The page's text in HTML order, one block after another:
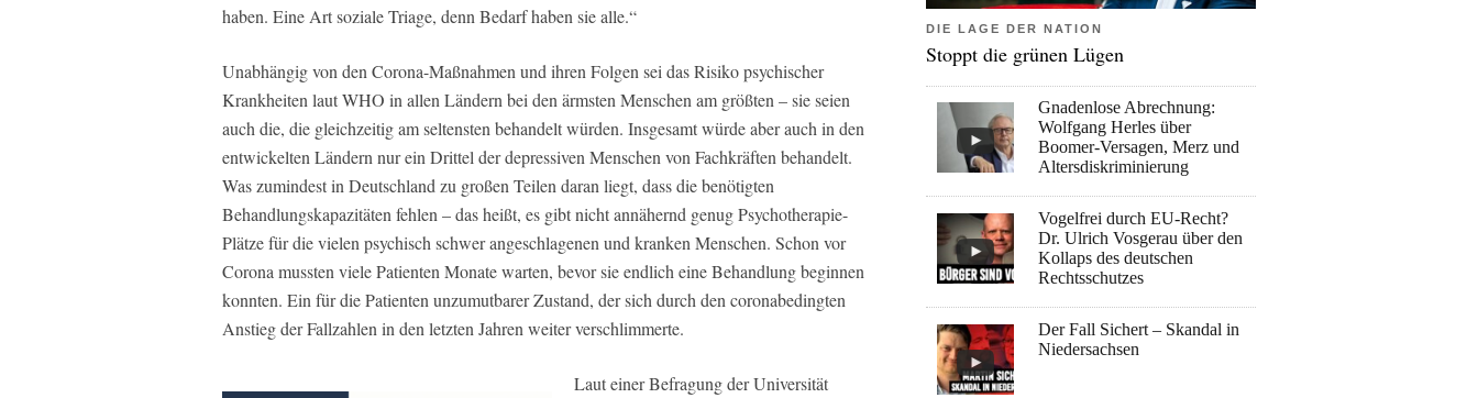
haben. Eine Art soziale Triage, denn Bedarf haben sie alle.“
Unabhängig von den Corona-Maßnahmen und ihren Folgen sei das Risiko psychischer
Krankheiten laut WHO in allen Ländern bei den ärmsten Menschen am größten – sie seien
auch die, die gleichzeitig am seltensten behandelt würden. Insgesamt würde aber auch in den
entwickelten Ländern nur ein Drittel der depressiven Menschen von Fachkräften behandelt.
Was zumindest in Deutschland zu großen Teilen daran liegt, dass die benötigten
Behandlungskapazitäten fehlen – das heißt, es gibt nicht annähernd genug Psychotherapie-
Plätze für die vielen psychisch schwer angeschlagenen und kranken Menschen. Schon vor
Corona mussten viele Patienten Monate warten, bevor sie endlich eine Behandlung beginnen
konnten. Ein für die Patienten unzumutbarer Zustand, der sich durch den coronabedingten
Anstieg der Fallzahlen in den letzten Jahren weiter verschlimmerte.
Laut einer Befragung der Universität
DIE LAGE DER NATION
Stoppt die grünen Lügen
Gnadenlose Abrechnung:
Wolfgang Herles über
Boomer-Versagen, Merz und
Altersdiskriminierung
Vogelfrei durch EU-Recht?
Dr. Ulrich Vosgerau über den
Kollaps des deutschen
Rechtsschutzes
Der Fall Sichert – Skandal in
Niedersachsen